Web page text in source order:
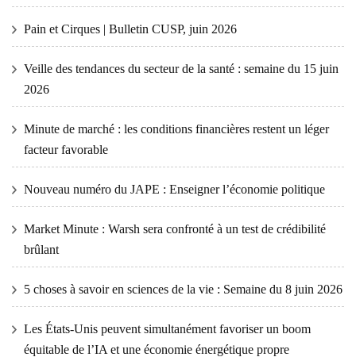
Pain et Cirques | Bulletin CUSP, juin 2026
Veille des tendances du secteur de la santé : semaine du 15 juin
2026
Minute de marché : les conditions financières restent un léger
facteur favorable
Nouveau numéro du JAPE : Enseigner l’économie politique
Market Minute : Warsh sera confronté à un test de crédibilité
brûlant
5 choses à savoir en sciences de la vie : Semaine du 8 juin 2026
Les États-Unis peuvent simultanément favoriser un boom
équitable de l’IA et une économie énergétique propre